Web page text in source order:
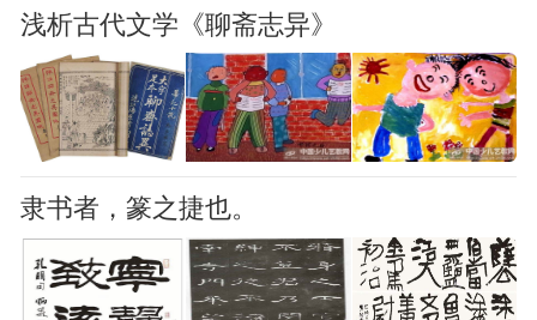
浅析古代文学《聊斋志异》
隶书者，篆之捷也。